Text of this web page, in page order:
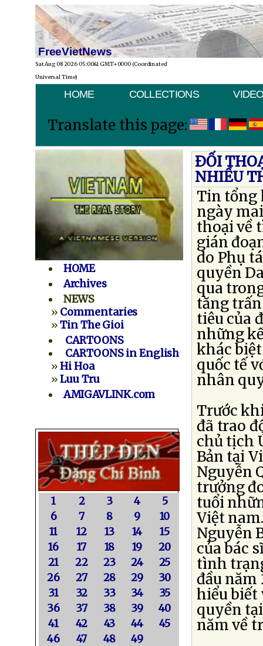
FreeVietNews
Sat Aug 08 2026 05:00:41 GMT+0000 (Coordinated
Universal Time)
HOME COLLECTIONS
Translate this page:
HOME
Archives
NEWS
» Commentaries
»Tin The Gioi
CARTOONS
CARTOONS in English
»Hi Hoa
»Luu Tru
AMIGAVLINK.com
1 2 3 4
5
6
7 8 9
10
11
12 13 14
15
16
17 18 19
20
21
22 23 24
25
26
27 28 29
30
31
32 33 34
35
36
37 38 39
40
41
42 43 44
45
46
47 48 49
ÐỐI
NHIỀU
Tin tổng
ngày
thoại về
gián
do Phụ
quyền
qua
tăng
tiêu của
những
khác
quốc tế
nhân
Trước
đã trao
chủ tịch
Bản tại
Nguyễn
trưởng
tuổi
Việt
Nguyễn
của bác
tình
đầu năm
hiểu biết
quyền
năm về